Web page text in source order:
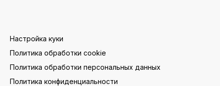
Настройка куки
Политика обработки cookie
Политика обработки персональных данных
Политика конфиденциальности